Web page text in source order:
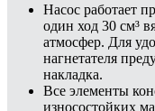
Насос работает
один ход 30 см³
атмосфер. Для
нагнетателя
накладка.
Все элементы
износостойких